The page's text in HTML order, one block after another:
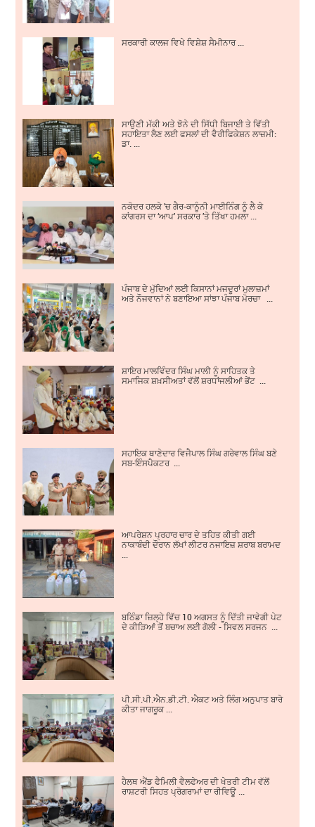
ਸਰਕਾਰੀ ਕਾਲਜ ਵਿਖੇ ਵਿਸ਼ੇਸ਼ ਸੈਮੀਨਾਰ ...
ਸਾਉਣੀ ਮੱਕੀ ਅਤੇ ਝੋਨੇ ਦੀ ਸਿੱਧੀ ਬਿਜਾਈ ਤੇ ਵਿੱਤੀ
ਸਹਾਇਤਾ ਲੈਣ ਲਈ ਫਸਲਾਂ ਦੀ ਵੈਰੀਫਿਕੇਸ਼ਨ ਲਾਜ਼ਮੀ:
ਡਾ. ...
ਨਕੋਦਰ ਹਲਕੇ ’ਚ ਗੈਰ-ਕਾਨੂੰਨੀ ਮਾਈਨਿੰਗ ਨੂੰ ਲੈ ਕੇ
ਕਾਂਗਰਸ ਦਾ ‘ਆਪ’ ਸਰਕਾਰ ’ਤੇ ਤਿੱਖਾ ਹਮਲਾ ...
ਪੰਜਾਬ ਦੇ ਮੁੱਦਿਆਂ ਲਈ ਕਿਸਾਨਾਂ ਮਜਦੂਰਾਂ ਮੁਲਾਜ਼ਮਾਂ
ਅਤੇ ਨੌਜਵਾਨਾਂ ਨੇ ਬਣਾਇਆ ਸਾਂਝਾ ਪੰਜਾਬ ਮੋਰਚਾ ...
ਸ਼ਾਇਰ ਮਾਲਵਿੰਦਰ ਸਿੰਘ ਮਾਲੀ ਨੂੰ ਸਾਹਿਤਕ ਤੇ
ਸਮਾਜਿਕ ਸ਼ਖ਼ਸੀਅਤਾਂ ਵੱਲੋਂ ਸ਼ਰਧਾਂਜਲੀਆਂ ਭੇਂਟ ...
ਸਹਾਇਕ ਥਾਣੇਦਾਰ ਵਿਜੈਪਾਲ ਸਿੰਘ ਗਰੇਵਾਲ ਸਿੰਘ ਬਣੇ
ਸਬ-ਇੰਸਪੈਕਟਰ ...
ਆਪਰੇਸ਼ਨ ਪ੍ਰਹਾਰ ਚਾਰ ਦੇ ਤਹਿਤ ਕੀਤੀ ਗਈ
ਨਾਕਾਬੰਦੀ ਦੌਰਾਨ ਲੱਖਾਂ ਲੀਟਰ ਨਜਾਇਜ਼ ਸ਼ਰਾਬ ਬਰਾਮਦ
...
ਬਠਿੰਡਾ ਜ਼ਿਲ੍ਹੇ ਵਿੱਚ 10 ਅਗਸਤ ਨੂੰ ਦਿੱਤੀ ਜਾਵੇਗੀ ਪੇਟ
ਦੇ ਕੀੜਿਆਂ ਤੋਂ ਬਚਾਅ ਲਈ ਗੋਲੀ - ਸਿਵਲ ਸਰਜਨ ...
ਪੀ.ਸੀ.ਪੀ.ਐਨ.ਡੀ.ਟੀ. ਐਕਟ ਅਤੇ ਲਿੰਗ ਅਨੁਪਾਤ ਬਾਰੇ
ਕੀਤਾ ਜਾਗਰੂਕ ...
ਹੈਲਥ ਐਂਡ ਫੈਮਿਲੀ ਵੈਲਫੇਅਰ ਦੀ ਖੇਤਰੀ ਟੀਮ ਵੱਲੋਂ
ਰਾਸ਼ਟਰੀ ਸਿਹਤ ਪ੍ਰੋਗਰਾਮਾਂ ਦਾ ਰੀਵਿਊ ...